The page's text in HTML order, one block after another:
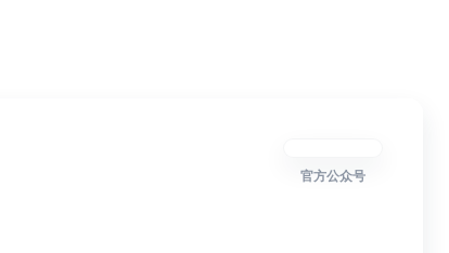
官方公众号